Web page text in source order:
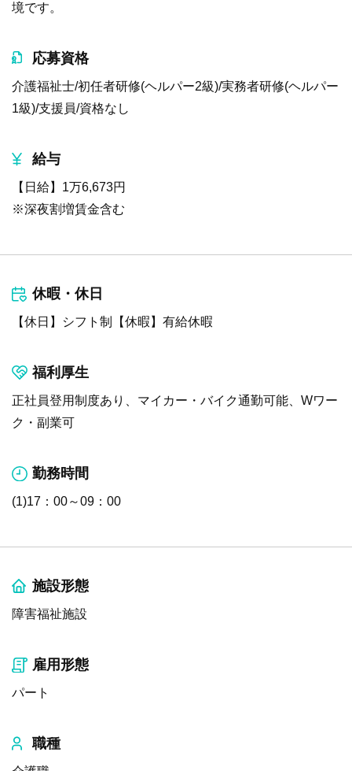
境です。
応募資格
介護福祉士/初任者研修(ヘルパー2級)/実務者研修(ヘルパー
1級)/支援員/資格なし
給与
【日給】1万6,673円
※深夜割増賃金含む
休暇・休日
【休日】シフト制【休暇】有給休暇
福利厚生
正社員登用制度あり、マイカー・バイク通勤可能、Wワー
ク・副業可
勤務時間
(1)17：00～09：00
施設形態
障害福祉施設
雇用形態
パート
職種